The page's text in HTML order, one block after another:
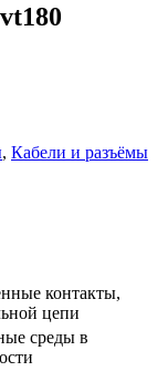
, Кабели и разъёмы
контакты,
цепи
среды в